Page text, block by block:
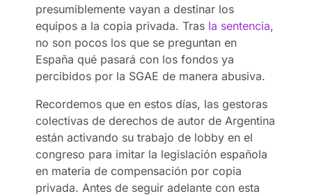
presumiblemente vayan a destinar los
equipos a la copia privada. Tras la sentencia,
no son pocos los que se preguntan en
España qué pasará con los fondos ya
percibidos por la SGAE de manera abusiva.
Recordemos que en estos días, las gestoras
colectivas de derechos de autor de Argentina
están activando su trabajo de lobby en el
congreso para imitar la legislación española
en materia de compensación por copia
privada. Antes de seguir adelante con esta